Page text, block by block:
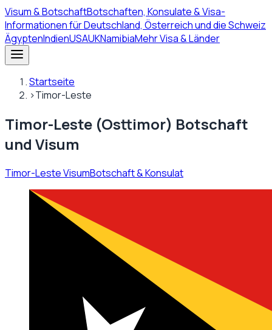
Visum& BotschaftBotschaften, Konsulate & Visa-
Informationen für Deutschland, Österreich und die Schweiz
ÄgyptenIndienUSAUKNamibiaMehr Visa & Länder
Startseite
›Timor-Leste
Timor-Leste (Osttimor) Botschaft
und Visum
Timor-Leste VisumBotschaft & Konsulat